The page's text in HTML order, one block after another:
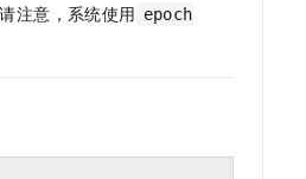
注意，系统使用 epoch